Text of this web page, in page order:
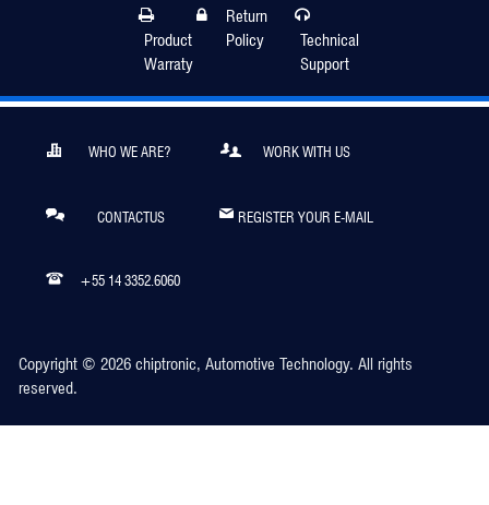
Product
Warraty
Return
Policy Technical
Support
WHO WE ARE? WORK WITH US
CONTACTUS REGISTER YOUR E-MAIL
+55 14 3352.6060
Copyright © 2026 chiptronic, Automotive Technology. All rights
reserved.